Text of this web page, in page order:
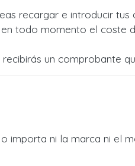
recargar e introducir
todo momento el coste
un comprobante
importa ni la marca ni el